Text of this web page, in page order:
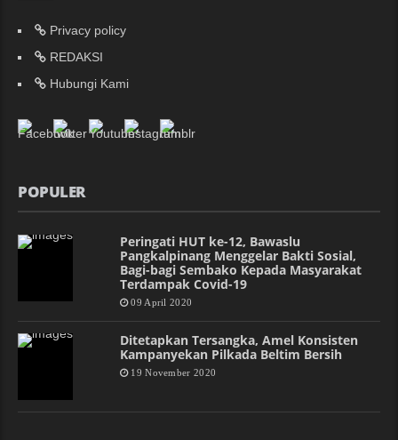
Privacy policy
REDAKSI
Hubungi Kami
POPULER
Peringati HUT ke-12, Bawaslu
Pangkalpinang Menggelar Bakti Sosial,
Bagi-bagi Sembako Kepada Masyarakat
Terdampak Covid-19
09 April 2020
Ditetapkan Tersangka, Amel Konsisten
Kampanyekan Pilkada Beltim Bersih
19 November 2020